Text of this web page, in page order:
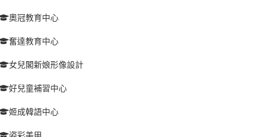
奧冠教育中心
奮達教育中心
女兒閣新娘形像設計
好兒童補習中心
姬成韓語中心
姿彩美甲